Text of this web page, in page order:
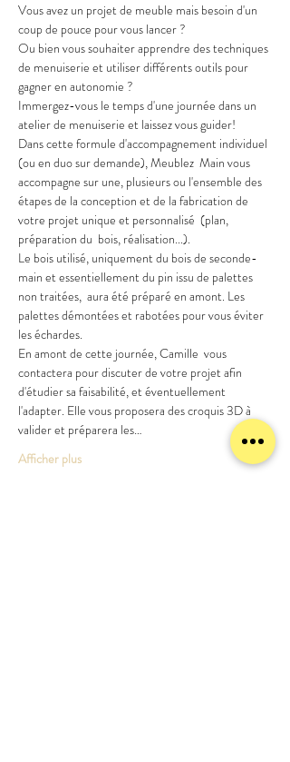
Vous avez un projet de meuble mais besoin d'un
coup de pouce pour vous lancer ?
Ou bien vous souhaiter apprendre des techniques
de menuiserie et utiliser différents outils pour
gagner en autonomie ?
Immergez-vous le temps d'une journée dans un
atelier de menuiserie et laissez vous guider!
Dans cette formule d'accompagnement individuel
(ou en duo sur demande), Meublez  Main vous
accompagne sur une, plusieurs ou l'ensemble des
étapes de la conception et de la fabrication de
votre projet unique et personnalisé  (plan,
préparation du  bois, réalisation...).
Le bois utilisé, uniquement du bois de seconde-
main et essentiellement du pin issu de palettes
non traitées,  aura été préparé en amont. Les
palettes démontées et rabotées pour vous éviter
les échardes.
En amont de cette journée, Camille  vous
contactera pour discuter de votre projet afin
d'étudier sa faisabilité, et éventuellement
l'adapter. Elle vous proposera des croquis 3D à
valider et préparera les…
Afficher plus